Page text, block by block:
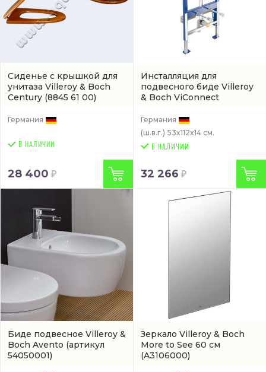
Сиденье с крышкой для
унитаза Villeroy & Boch
Century (8845 61 00)
Германия
В НАЛИЧИИ
28 400
Инсталляция для
подвесного биде Villeroy
& Boch ViConnect
Германия
(ш.в.г.) 53x112x14 см.
32 266
Биде подвесное Villeroy &
Boch Avento (артикул
54050001)
Зеркало Villeroy & Boch
More to See 60 см
(A3106000)